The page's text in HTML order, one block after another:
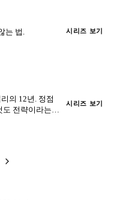
는 법. 시리즈 보기
의 12년. 정점
도 전략이라는
시리즈 보기